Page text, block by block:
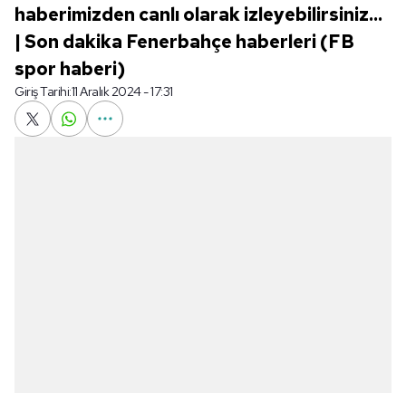
haberimizden canlı olarak izleyebilirsiniz...
| Son dakika Fenerbahçe haberleri (FB
spor haberi)
Giriş Tarihi:11 Aralık 2024 - 17:31